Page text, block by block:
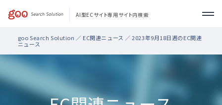
AI型ECサイト専用サイト内検索
製品・機能
goo Search Solution ／ EC関連ニュース ／ 2023年9月18日週のEC関連
ニュース